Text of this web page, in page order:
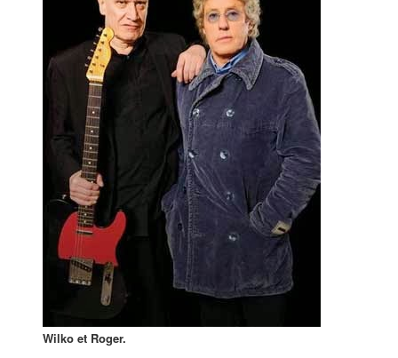
interviews
polaroid
famille
blog
short stories
duos
Wilko et Roger.